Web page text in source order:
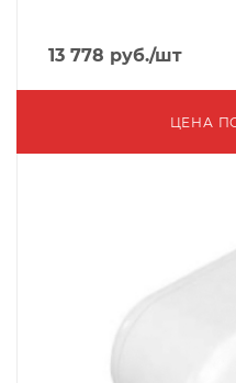
13 778 руб./шт
ЦЕНА